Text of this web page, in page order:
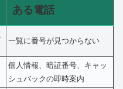
ある電話
一覧に番号が見つからない
個人情報、暗証番号、キャッ
シュバックの即時案内